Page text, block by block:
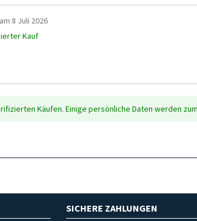
8 Juli 2026
Kauf
Käufen. Einige persönliche Daten werden
SICHERE ZAHLUNGEN